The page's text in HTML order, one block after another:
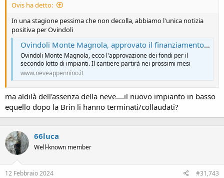
Ovis ha detto:
In una stagione pessima che non decolla, abbiamo l'unica notizia
positiva per Ovindoli
Ovindoli Monte Magnola, approvato il finanziamento per il secondo lotto di impianti (VIDEO)
Ovindoli Monte Magnola, ecco l'approvazione dei fondi per il
secondo lotto di impianti. Il cantiere partirà nei prossimi mesi
www.neveappennino.it
ma aldilà dell'assenza della neve....il nuovo impianto in basso
equello dopo la Brin li hanno terminati/collaudati?
66luca
Well-known member
12 Febbraio 2024 #31,743